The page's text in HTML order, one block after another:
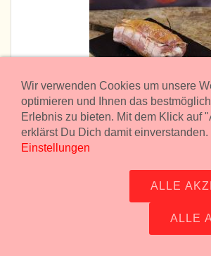
Schweinsroulade mit
gefüllt/ gewürzt
großes Cordon Bleu zum Braten
Wir verwenden Cookies um unsere
optimieren und Ihnen das
Erlebnis zu bieten. Mit dem Klick auf
erklärst Du Dich damit einverstanden.
Einstellungen
ALLE
ALLE